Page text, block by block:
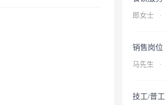
郎女士 ·
销售岗位
马先生 ·
技工/普工